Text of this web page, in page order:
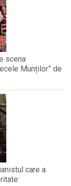
scena
Munților” de
care a